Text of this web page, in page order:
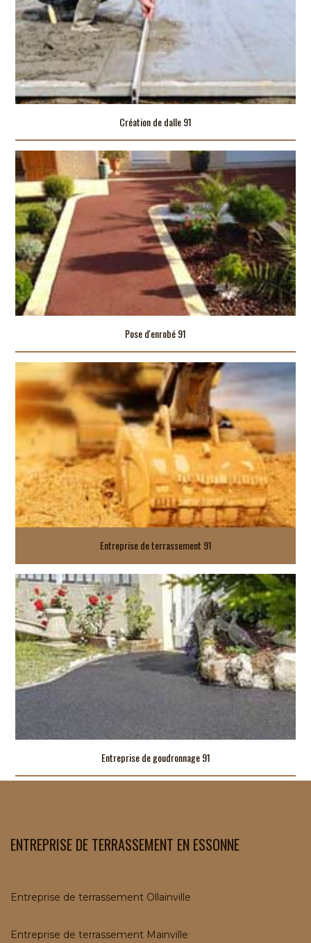
Création de dalle 91
Pose d'enrobé 91
Entreprise de terrassement 91
Entreprise de goudronnage 91
ENTREPRISE DE TERRASSEMENT EN ESSONNE
Entreprise de terrassement Ollainville
Entreprise de terrassement Mainville